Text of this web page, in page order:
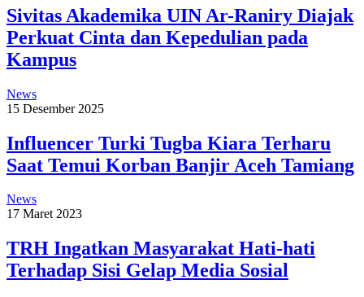
Sivitas Akademika UIN Ar-Raniry Diajak
Perkuat Cinta dan Kepedulian pada
Kampus
News
15 Desember 2025
Influencer Turki Tugba Kiara Terharu
Saat Temui Korban Banjir Aceh Tamiang
News
17 Maret 2023
TRH Ingatkan Masyarakat Hati-hati
Terhadap Sisi Gelap Media Sosial